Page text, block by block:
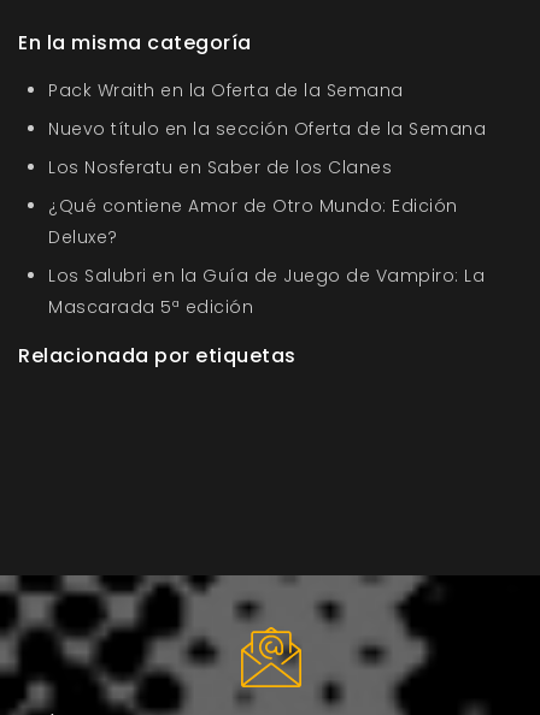
En la misma categoría
Pack Wraith en la Oferta de la Semana
Nuevo título en la sección Oferta de la Semana
Los Nosferatu en Saber de los Clanes
¿Qué contiene Amor de Otro Mundo: Edición
Deluxe?
Los Salubri en la Guía de Juego de Vampiro: La
Mascarada 5ª edición
Relacionada por etiquetas